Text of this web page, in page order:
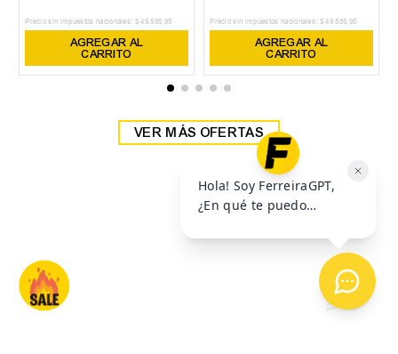
Precio sin impuestos nacionales: $ 49.585,95
AGREGAR AL
CARRITO
Precio sin impuestos nacionales: $ 49.585,95
AGREGAR AL
CARRITO
VER MÁS OFERTAS